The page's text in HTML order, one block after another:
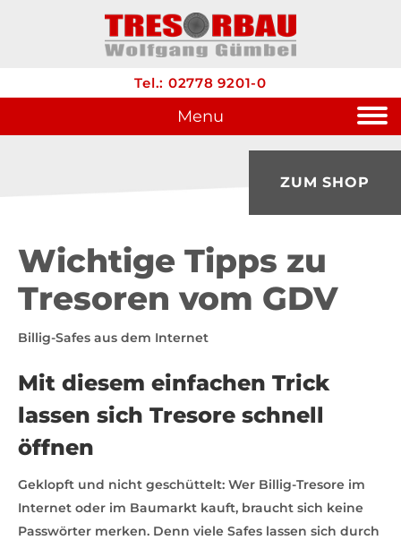
ZUM SHOP
Tel.: 02778 9201-0
Menu
Wichtige Tipps zu
Tresoren vom GDV
Billig-Safes aus dem Internet
Mit diesem einfachen Trick
lassen sich Tresore schnell
öffnen
Geklopft und nicht geschüttelt: Wer Billig-Tresore im
Internet oder im Baumarkt kauft, braucht sich keine
Passwörter merken. Denn viele Safes lassen sich durch